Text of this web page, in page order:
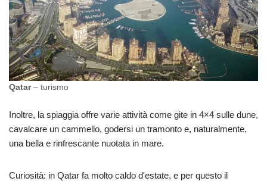
Qatar – turismo
Inoltre, la spiaggia offre varie attività come gite in 4×4 sulle dune,
cavalcare un cammello, godersi un tramonto e, naturalmente,
una bella e rinfrescante nuotata in mare.
Curiosità: in Qatar fa molto caldo d'estate, e per questo il